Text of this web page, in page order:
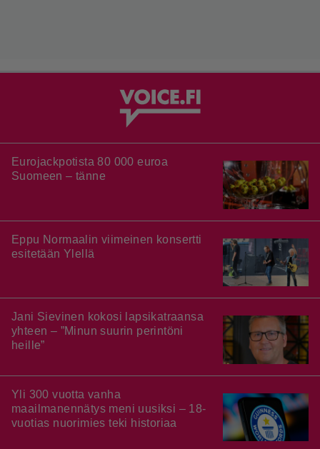
Eurojackpotista 80 000 euroa
Suomeen – tänne
Eppu Normaalin viimeinen konsertti
esitetään Ylellä
Jani Sievinen kokosi lapsikatraansa
yhteen – ”Minun suurin perintöni
heille”
Yli 300 vuotta vanha
maailmanennätys meni uusiksi – 18-
vuotias nuorimies teki historiaa